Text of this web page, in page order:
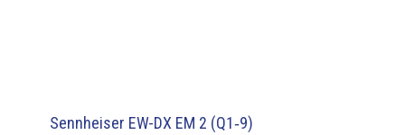
Sennheiser EW-DX EM 2 (Q1‑9)